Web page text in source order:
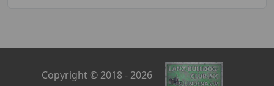
Copyright © 2018 - 2026